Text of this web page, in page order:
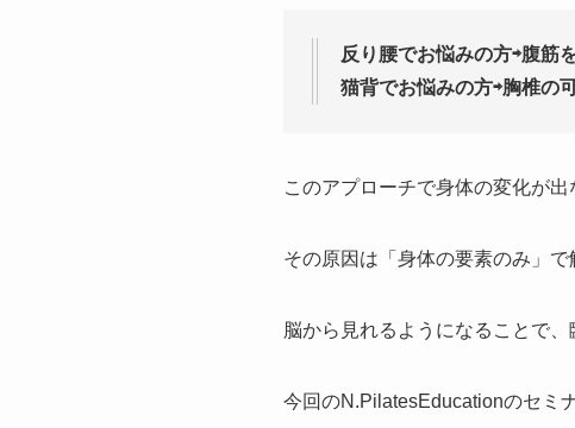
反り腰でお悩みの方⇨腹筋
猫背でお悩みの方⇨胸椎の
このアプローチで身体の変化が出
その原因は「身体の要素のみ」で
脳から見れるようになることで
今回のN.PilatesEducationのセミ